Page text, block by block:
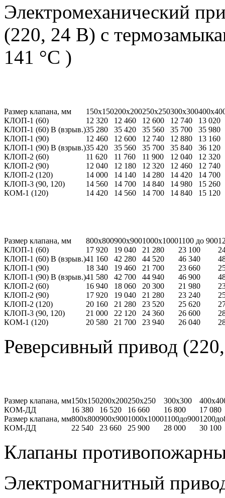
Электромеханический
(220, 24 В) с
141 °С )
Размер клапана, мм 150х150200х200250х250300х300
КЛОП-1 (60)
12 320 12 460 12 600 12 740
13 020
КЛОП-1 (60) В (взрыв.)35 280 35 420 35 560 35 700
35 980
КЛОП-1 (90)
12 460 12 600 12 740 12 880
13 160
КЛОП-1 (90) В (взрыв.)35 420 35 560 35 700 35 840
36 120
КЛОП-2 (60)
11 620 11 760 11 900 12 040
12 320
КЛОП-2 (90)
12 040 12 180 12 320 12 460
12 740
КЛОП-2 (120)
14 000 14 140 14 280 14 420
14 700
КЛОП-3 (90, 120)
14 560 14 700 14 840 14 980
15 260
КОМ-1 (120)
14 420 14 560 14 700 14 840 15 120
Размер клапана, мм 800х800900х9001000х10001100 до 900
КЛОП-1 (60)
17 920 19 040 21 280 23 100
КЛОП-1 (60) В (взрыв.)41 160 42 280 44 520 46 340
КЛОП-1 (90)
18 340 19 460 21 700 23 660
КЛОП-1 (90) В (взрыв.)41 580 42 700 44 940 46 900
КЛОП-2 (60)
16 940 18 060 20 300 21 980
КЛОП-2 (90)
17 920 19 040 21 280 23 240
КЛОП-2 (120)
20 160 21 280 23 520 25 620
КЛОП-3 (90, 120)
21 000 22 120 24 360 26 600
КОМ-1 (120)
20 580 21 700 23 940 26 040
Реверсивный привод
Размер клапана, мм150х150200х200250х250 300х300
КОМ-ДД
16 380 16 520 16 660 16 800
17 080
Размер клапана, мм800х800900х9001000х10001100до900
КОМ-ДД
22 540 23 660 25 900 28 000 30 100
Клапаны
Электромагнитный